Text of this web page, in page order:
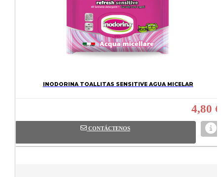
INODORINA TOALLITAS SENSITIVE AGUA MICELAR
4,80 €
CONTÁCTENOS